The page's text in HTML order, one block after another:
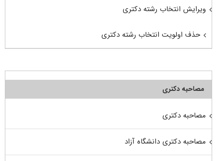
ویرایش انتخاب رشته دکتری
حذف اولویت انتخاب رشته دکتری
مصاحبه دکتری
مصاحبه دکتری
مصاحبه دکتری دانشگاه آزاد